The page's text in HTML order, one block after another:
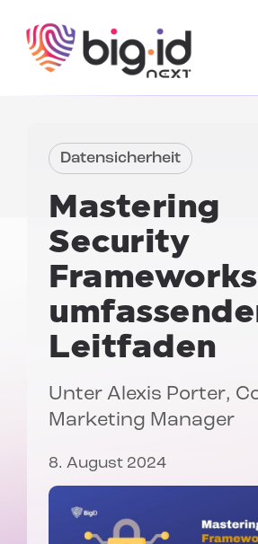
Datensicherheit
Mastering
Security
Leitfaden
Unter Alexis Porter,
Marketing Manager
8. August 2024